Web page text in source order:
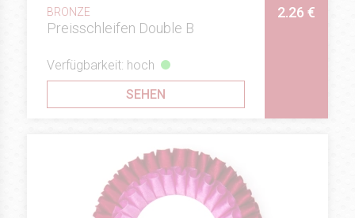
BRONZE
Preisschleifen Double B
2.26 €
Verfügbarkeit: hoch
SEHEN